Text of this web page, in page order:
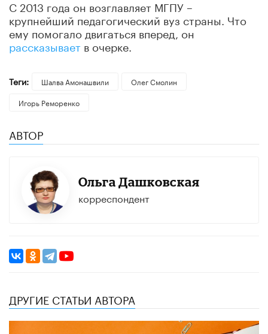
С 2013 года он возглавляет МГПУ –
крупнейший педагогический вуз страны. Что
ему помогало двигаться вперед, он
рассказывает в очерке.
Теги: Шалва Амонашвили
Олег Смолин
Игорь Реморенко
АВТОР
Ольга Дашковская
корреспондент
ДРУГИЕ СТАТЬИ АВТОРА